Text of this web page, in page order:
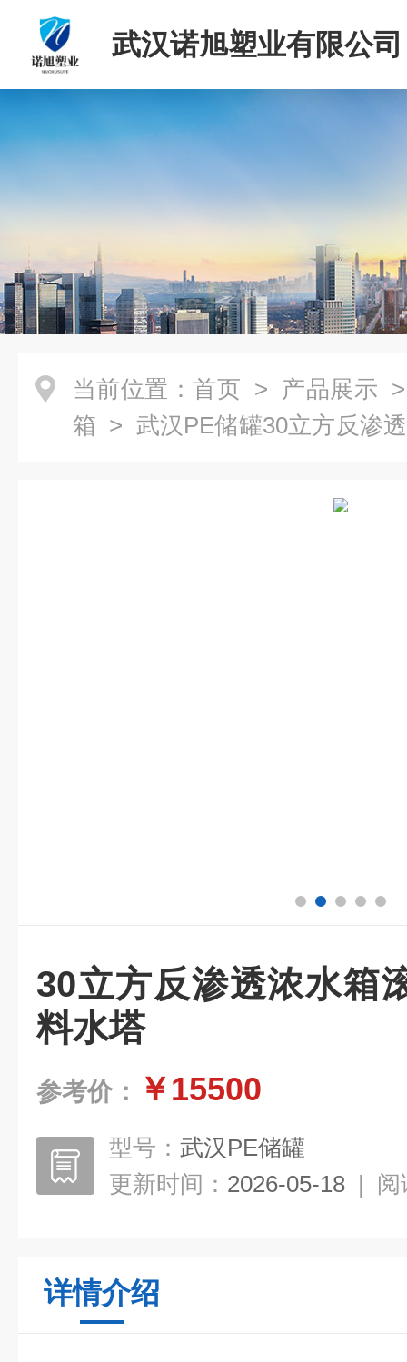
武汉诺旭塑业有限公司
当前位置： 首页 > 产品展示
箱 > 武汉PE储罐30立方反渗
30立方反渗透浓水箱
料水塔
参考价： ￥15500
型号： 武汉PE储罐
更新时间： 2026-05-18 | 阅
详情介绍